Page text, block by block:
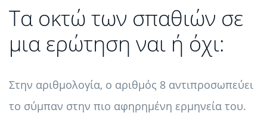
Τα οκτώ των σπαθιών σε
μια ερώτηση ναι ή όχι:
Στην αριθμολογία, ο αριθμός 8 αντιπροσωπεύει
το σύμπαν στην πιο αφηρημένη ερμηνεία του.